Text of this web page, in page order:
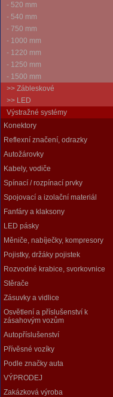
- 520 mm
- 540 mm
- 750 mm
- 1000 mm
- 1220 mm
- 1250 mm
- 1500 mm
>> Zábleskové
>> LED
Výstražné systémy
Konektory
Reflexní značení, odrazky
Autožárovky
Kabely, vodiče
Spínací / rozpínací prvky
Spojovací a izolační materiál
Fanfáry a klaksony
LED pásky
Měniče, nabíječky, kompresory
Pojistky, držáky pojistek
Rozvodné krabice, svorkovnice
Stěrače
Zásuvky a vidlice
Osvětlení a příslušenství k
zásahovým vozům
Autopříslušenství
Přívěsné vozíky
Podle značky auta
VÝPRODEJ
Zakázková výroba